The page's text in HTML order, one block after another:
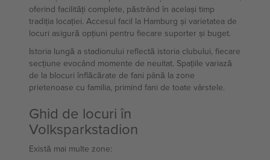
oferind facilități complete, păstrând în același timp
tradiția locației. Accesul facil la Hamburg și varietatea de
locuri asigură opțiuni pentru fiecare suporter și buget.
Istoria lungă a stadionului reflectă istoria clubului, fiecare
secțiune evocând momente de neuitat. Spațiile variază
de la blocuri înflăcărate de fani până la zone
prietenoase cu familia, primind fani de toate vârstele.
Ghid de locuri în
Volksparkstadion
Există mai multe zone: